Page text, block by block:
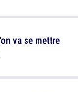
va se mettre